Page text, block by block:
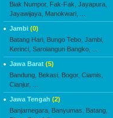
Biak Numpor, Fak-Fak, Jayapura,
Jayawijaya, Manokwari,
Jambi (0)
Batang Hari, Bungo Tebo, Jambi,
Kerinci, Sarolangun Bangko,
Jawa Barat (5)
Bandung, Bekasi, Bogor, Ciamis,
Cianjur,
Jawa Tengah (2)
Banjarnegara, Banyumas,
Batang,